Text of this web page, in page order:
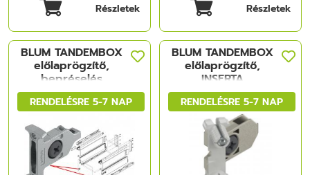
Részletek Részletek
RENDELÉSRE 5-7 NAP
BLUM TANDEMBOX
előlaprögzítő,
bepréselés
szimmetrikus
RENDELÉSRE 5-7 NAP
BLUM TANDEMBOX
előlaprögzítő,
INSERTA
szimmetrikus